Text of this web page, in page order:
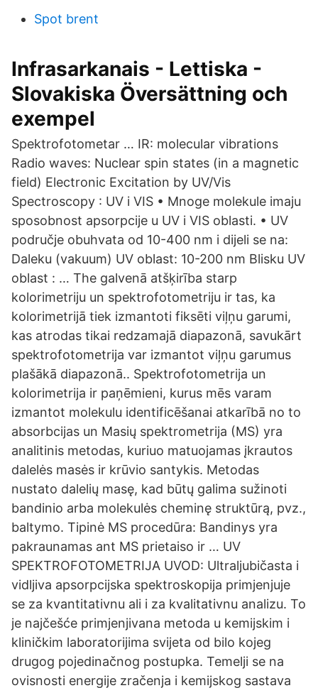
Spot brent
Infrasarkanais - Lettiska -
Slovakiska Översättning och
exempel
Spektrofotometar … IR: molecular vibrations
Radio waves: Nuclear spin states (in a magnetic
field) Electronic Excitation by UV/Vis
Spectroscopy : UV i VIS • Mnoge molekule imaju
sposobnost apsorpcije u UV i VIS oblasti. • UV
područje obuhvata od 10-400 nm i dijeli se na:
Daleku (vakuum) UV oblast: 10-200 nm Blisku UV
oblast : … The galvenā atšķirība starp
kolorimetriju un spektrofotometriju ir tas, ka
kolorimetrijā tiek izmantoti fiksēti viļņu garumi,
kas atrodas tikai redzamajā diapazonā, savukārt
spektrofotometrija var izmantot viļņu garumus
plašākā diapazonā.. Spektrofotometrija un
kolorimetrija ir paņēmieni, kurus mēs varam
izmantot molekulu identificēšanai atkarībā no to
absorbcijas un Masių spektrometrija (MS) yra
analitinis metodas, kuriuo matuojamas įkrautos
dalelės masės ir krūvio santykis. Metodas
nustato dalelių masę, kad būtų galima sužinoti
bandinio arba molekulės cheminę struktūrą, pvz.,
baltymo. Tipinė MS procedūra: Bandinys yra
pakraunamas ant MS prietaiso ir … UV
SPEKTROFOTOMETRIJA UVOD: Ultraljubičasta i
vidljiva apsorpcijska spektroskopija primjenjuje
se za kvantitativnu ali i za kvalitativnu analizu. To
je najčešće primjenjivana metoda u kemijskim i
kliničkim laboratorijima svijeta od bilo kojeg
drugog pojedinačnog postupka. Temelji se na
ovisnosti energije zračenja i kemijskog sastava